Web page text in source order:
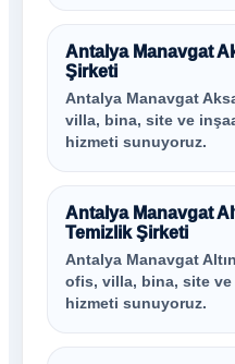
Antalya Manavgat
Şirketi
Antalya Manavgat
villa, bina, site ve
hizmeti sunuyoruz.
Antalya Manavgat
Temizlik Şirketi
Antalya Manavgat
ofis, villa, bina, site ve
hizmeti sunuyoruz.